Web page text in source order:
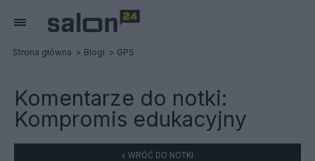
Strona główna Blogi GPS
Komentarze do notki:
Kompromis edukacyjny
« WRÓĆ DO NOTKI